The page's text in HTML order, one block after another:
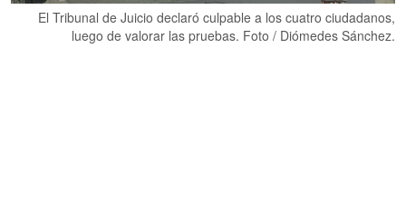
El Tribunal de Juicio declaró culpable a los cuatro ciudadanos,
luego de valorar las pruebas. Foto / Diómedes Sánchez.